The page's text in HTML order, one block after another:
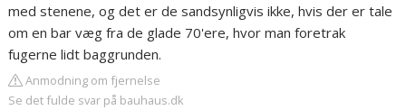
med stenene, og det er de sandsynligvis ikke, hvis der er tale
om en bar væg fra de glade 70'ere, hvor man foretrak
fugerne lidt baggrunden.
Anmodning om fjernelse
Se det fulde svar på bauhaus.dk